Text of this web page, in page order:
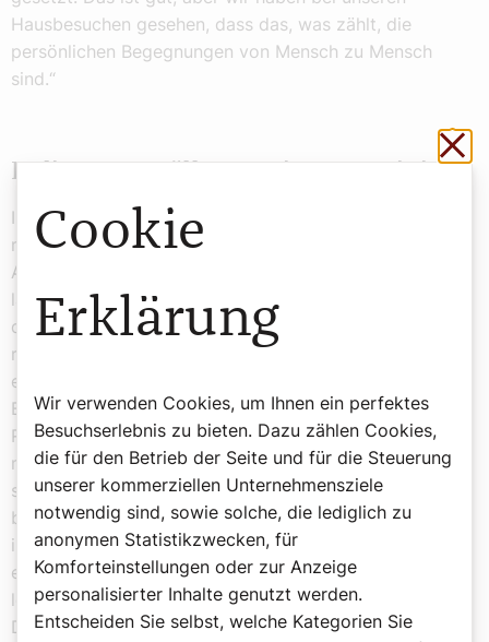
Hausbesuchen gesehen, dass das, was zählt, die
persönlichen Begegnungen von Mensch zu Mensch
sind.“
Indigene Bevölkerung in Argentinien
In Jujuy, ganz im Norden des Landes, kam Hauswirth
mit der indigenen Bevölkerung, den Quechuas und
Aymaras, in Berührung. In starkem Kontrast zum
ländlichen Jujuy stand die nächste Station: In Córdoba,
der zweitgrößten Stadt Argentiniens, betreute er eine
riesige Stadtpfarre mit sieben Teilgemeinden, die
eigenständig von Laienteams geleitet werden. Padre
Bernardo: „Die Pfarrentwicklung fand bei uns von den
Rändern ausgehend statt. Es gab damals Priester, die
meinten, sie müssten alles allein machen. Die Leute
sollten alle in die ‚Zentrale‘ kommen. Wir hingegen
bildeten Leute aus den Gemeinden aus, damit sie an
ihren Orten Verantwortung übernehmen und
eigenständig Gemeindegruppen und Gottesdienste
leiten konnten. Pfarre also nicht als Ort für religiöse
Dienstleistung, sondern als Gemeinschaft von
Cookie
Erklärung
Wir verwenden Cookies, um Ihnen ein perfektes
Besuchserlebnis zu bieten. Dazu zählen Cookies,
die für den Betrieb der Seite und für die Steuerung
unserer kommerziellen Unternehmensziele
notwendig sind, sowie solche, die lediglich zu
anonymen Statistikzwecken, für
Komforteinstellungen oder zur Anzeige
personalisierter Inhalte genutzt werden.
Entscheiden Sie selbst, welche Kategorien Sie